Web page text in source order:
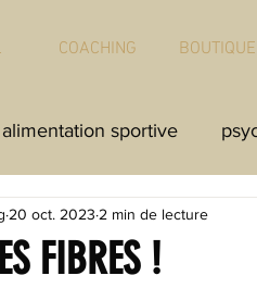
COACHING BOUTIQUE
alimentation sportive
Sport musculation
FIBRES !
20 oct. 2023 2 min de lecture